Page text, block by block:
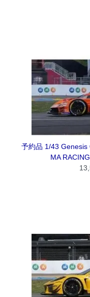
予約品 1/43 Genesis
MA